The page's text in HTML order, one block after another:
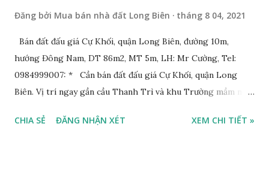
Đăng bởi Mua bán nhà đất Long Biên tháng 8 04, 2021
Bán đất đấu giá Cự Khối, quận Long Biên, đường 10m,
hướng Đông Nam, DT 86m2, MT 5m, LH: Mr Cường, Tel:
0984999007: * Cần bán đất đấu giá Cự Khối, quận Long
Biên. Vị trí ngay gần cầu Thanh Trì và khu Trường mầm non,
đấu giá phường Cự Khối, khu đấu giá mới năm 2020, hạ tầng
CHIA SẺ ĐĂNG NHẬN XÉT XEM CHI TIẾT »